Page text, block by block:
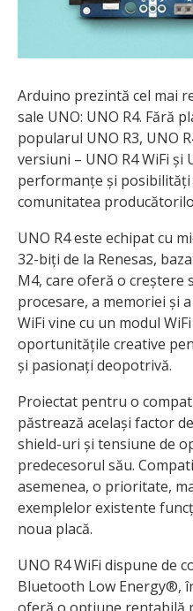
Arduino prezintă cel mai
sale UNO: UNO R4. Fără
popularul UNO R3, UNO
versiuni – UNO R4 WiFi și
performanțe și
comunitatea
UNO R4 este echipat cu
32-biți de la Renesas,
M4, care oferă o creștere
procesare, a memoriei și
WiFi vine cu un modul
oportunitățile creative
și pasionați deopotrivă.
Proiectat pentru o
păstrează același factor
shield-uri și tensiune de
predecesorul său.
asemenea, o prioritate,
exemplelor existente
noua placă.
UNO R4 WiFi dispune de
Bluetooth Low Energy®,